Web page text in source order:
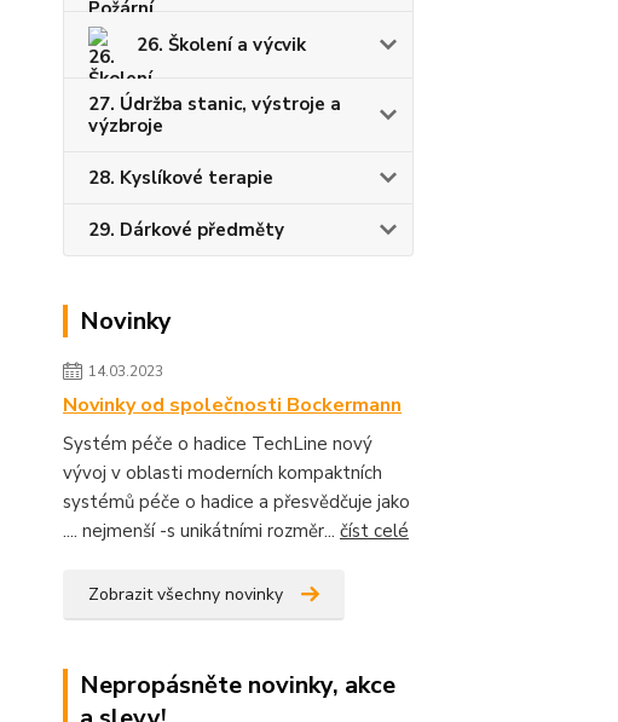
26. Školení a výcvik
27. Údržba stanic, výstroje a
výzbroje
28. Kyslíkové terapie
29. Dárkové předměty
Novinky
14.03.2023
Novinky od společnosti Bockermann
Systém péče o hadice TechLine nový
vývoj v oblasti moderních kompaktních
systémů péče o hadice a přesvědčuje jako
.... nejmenší -s unikátními rozměr... číst celé
Zobrazit všechny novinky
Nepropásněte novinky, akce